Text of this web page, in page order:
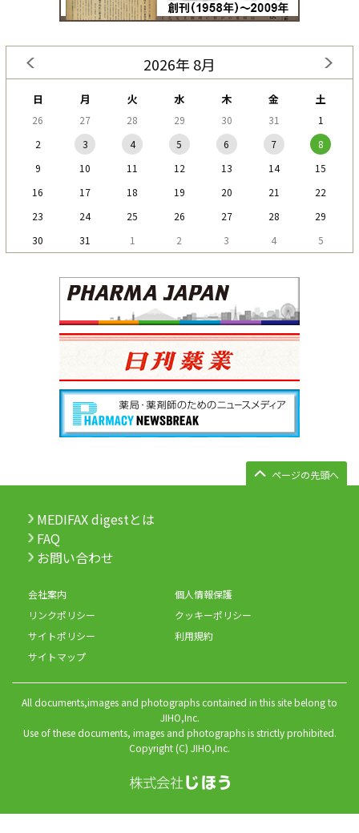
2026年 8月
日 月 火 水 木 金 土
26 27 28 29 30 31
1
2
3 4 5 6 7
8
9
10 11 12 13 14
15
16
17 18 19 20 21
22
23
24 25 26 27 28
29
30
31 1 2 3 4 5
ページの先頭へ
MEDIFAX digestとは
FAQ
お問い合わせ
会社案内
個人情報保護
リンクポリシー
クッキーポリシー
サイトポリシー
利用規約
サイトマップ
All documents,images and photographs contained in this site belong to
JIHO,Inc.
Use of these documents, images and photographs is strictly prohibited.
Copyright (C) JIHO,Inc.